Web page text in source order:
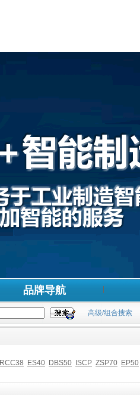
品牌导航
高级/组合搜索
RCC38 ES40 DBS50 ISCP ZSP70 EP50